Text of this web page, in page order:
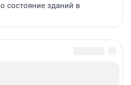
состояние зданий в